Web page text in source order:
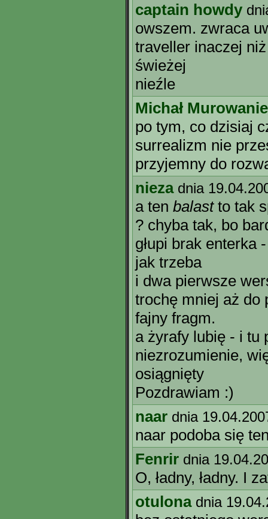
captain howdy
owszem. zwraca
traveller inaczej
świeżej
nieźle
Michał
po tym, co dzisiaj
surrealizm nie
przyjemny do
nieza dnia
a ten balastto tak
? chyba tak, bo
głupi brak enterka
jak trzeba
i dwa pierwsze
trochę mniej aż do
fajny fragm.
a żyrafy lubię - i tu
niezrozumienie,
osiągnięty
Pozdrawiam :)
naar dnia
naar podoba się
Fenrir dnia
O, ładny, ładny. I
otulona dnia